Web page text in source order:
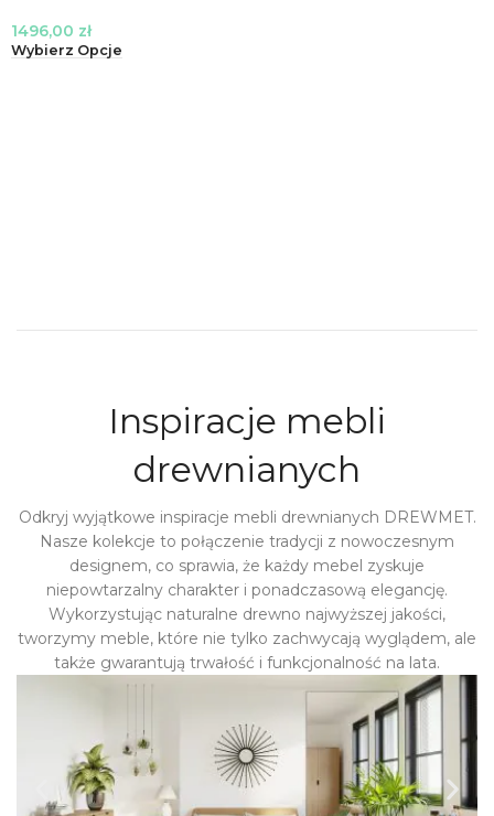
1496,00 zł
Wybierz Opcje
Inspiracje mebli
drewnianych
Odkryj wyjątkowe inspiracje mebli drewnianych DREWMET.
Nasze kolekcje to połączenie tradycji z nowoczesnym
designem, co sprawia, że każdy mebel zyskuje
niepowtarzalny charakter i ponadczasową elegancję.
Wykorzystując naturalne drewno najwyższej jakości,
tworzymy meble, które nie tylko zachwycają wyglądem, ale
także gwarantują trwałość i funkcjonalność na lata.